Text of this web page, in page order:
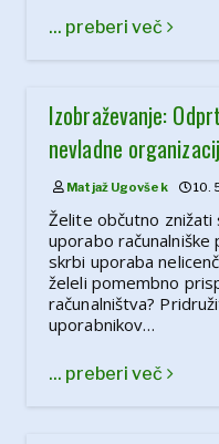
... preberi več
Izobraževanje:
nevladne
Matjaž Ugovšek 10.
Želite občutno
uporabo
skrbi uporaba
želeli pomembno
računalništva?
uporabnikov…
... preberi več